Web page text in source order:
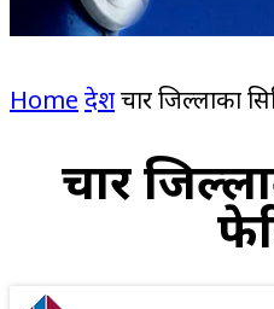
Home देशचार जिल्लाका
चार